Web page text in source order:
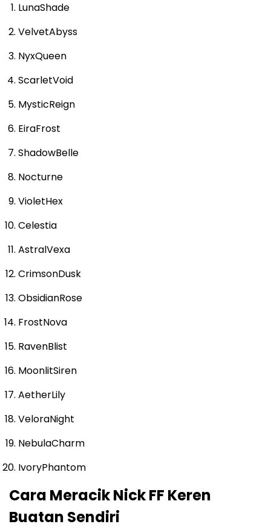
LunaShade
VelvetAbyss
NyxQueen
ScarletVoid
MysticReign
EiraFrost
ShadowBelle
Nocturne
VioletHex
Celestia
AstralVexa
CrimsonDusk
ObsidianRose
FrostNova
RavenBlist
MoonlitSiren
AetherLily
VeloraNight
NebulaCharm
IvoryPhantom
Cara Meracik Nick FF Keren
Buatan Sendiri